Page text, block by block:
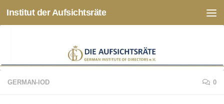
Zum Inhalt springen
Institut der Aufsichtsräte
GERMAN-IOD 0